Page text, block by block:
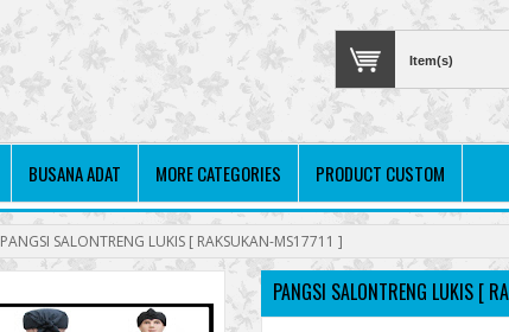
Item(s)
BUSANA ADAT MORE CATEGORIES PRODUCT CUSTOM
PANGSI SALONTRENG LUKIS [ RAKSUKAN-MS17711 ]
PANGSI SALONTRENG LUKIS [